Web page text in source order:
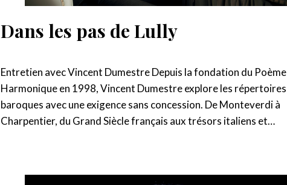
Dans les pas de Lully
Entretien avec Vincent Dumestre Depuis la fondation du Poème
Harmonique en 1998, Vincent Dumestre explore les répertoires
baroques avec une exigence sans concession. De Monteverdi à
Charpentier, du Grand Siècle français aux trésors italiens et…